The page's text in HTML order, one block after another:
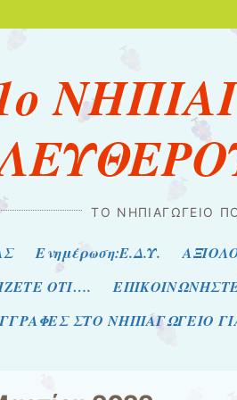
ΤΟ ΝΗΠΙΑΓΩΓΕΊΟ
Ενημέρωση:Ε.Δ.Υ.
ΟΤΙ….
ΣΤΟ ΝΗΠΙΑΓΩΓΕΙΟ